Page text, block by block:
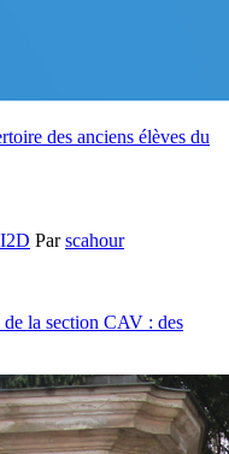
des anciens élèves du
Parscahour
la section CAV : des